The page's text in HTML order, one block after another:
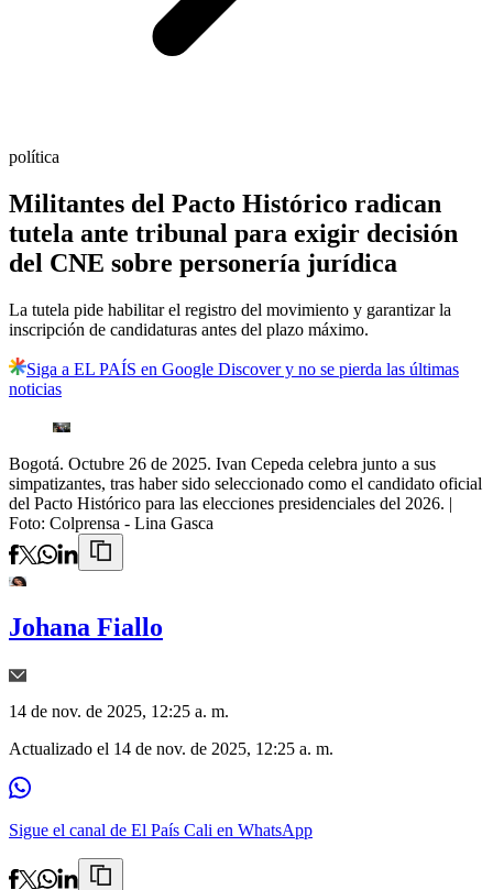
política
Militantes del Pacto Histórico radican
tutela ante tribunal para exigir decisión
del CNE sobre personería jurídica
La tutela pide habilitar el registro del movimiento y garantizar la
inscripción de candidaturas antes del plazo máximo.
Siga a EL PAÍS en Google Discover y no se pierda las últimas
noticias
Bogotá. Octubre 26 de 2025. Ivan Cepeda celebra junto a sus
simpatizantes, tras haber sido seleccionado como el candidato oficial
del Pacto Histórico para las elecciones presidenciales del 2026. |
Foto: Colprensa - Lina Gasca
Johana Fiallo
14 de nov. de 2025, 12:25 a. m.
Actualizado el 14 de nov. de 2025, 12:25 a. m.
Sigue el canal de El País Cali en WhatsApp